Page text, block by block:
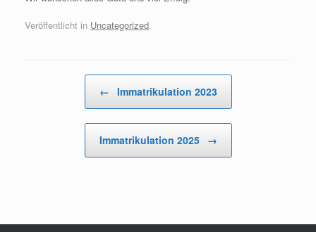
Veröffentlicht in Uncategorized.
← Immatrikulation 2023
Immatrikulation 2025 →